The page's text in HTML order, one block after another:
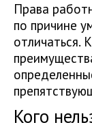
Права
по причине
отличаться.
Кого